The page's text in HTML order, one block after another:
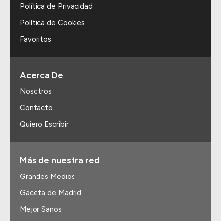
Política de Privacidad
Política de Cookies
Favoritos
Acerca De
Nosotros
Contacto
Quiero Escribir
Más de nuestra red
Grandes Medios
Gaceta de Madrid
Mejor Sanos